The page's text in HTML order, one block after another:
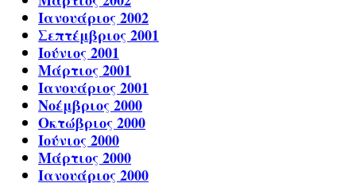
Ιανουάριος 2002
Σεπτέμβριος 2001
Ιούνιος 2001
Μάρτιος 2001
Ιανουάριος 2001
Νοέμβριος 2000
Οκτώβριος 2000
Ιούνιος 2000
Μάρτιος 2000
Ιανουάριος 2000